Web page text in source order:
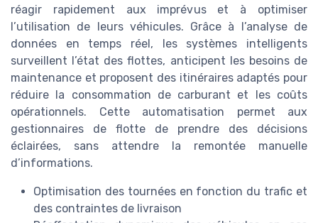
réagir rapidement aux imprévus et à optimiser
l’utilisation de leurs véhicules. Grâce à l’analyse de
données en temps réel, les systèmes intelligents
surveillent l’état des flottes, anticipent les besoins de
maintenance et proposent des itinéraires adaptés pour
réduire la consommation de carburant et les coûts
opérationnels. Cette automatisation permet aux
gestionnaires de flotte de prendre des décisions
éclairées, sans attendre la remontée manuelle
d’informations.
Optimisation des tournées en fonction du trafic et
des contraintes de livraison